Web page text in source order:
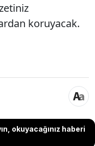
koruyacak.
okuyacağınız haberi